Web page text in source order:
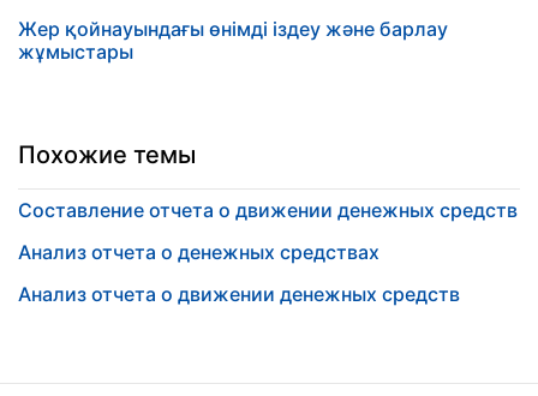
Жер қойнауындағы өнімді іздеу және барлау
жұмыстары
Похожие темы
Составление отчета о движении денежных средств
Анализ отчета о денежных средствах
Анализ отчета о движении денежных средств